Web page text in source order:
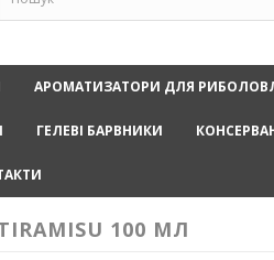
АРОМАТИЗАТОРИ ДЛЯ
ГЕЛЕВІ БАРВНИКИ
100 МЛ